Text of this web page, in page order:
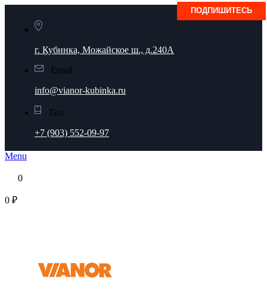
г. Кубинка, Можайское ш., д.240А
Email
info@vianor-kubinka.ru
Тел.
+7 (903) 552-09-97
Menu
0
0 ₽